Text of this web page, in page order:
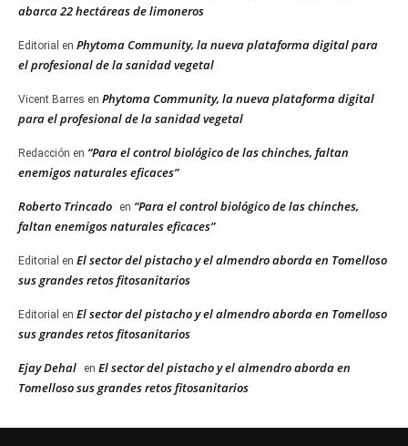
abarca 22 hectáreas de limoneros
Editorial en Phytoma Community, la nueva plataforma digital para
el profesional de la sanidad vegetal
Vicent Barres en Phytoma Community, la nueva plataforma digital
para el profesional de la sanidad vegetal
Redacción en “Para el control biológico de las chinches, faltan
enemigos naturales eficaces”
Roberto Trincado en “Para el control biológico de las chinches,
faltan enemigos naturales eficaces”
Editorial en El sector del pistacho y el almendro aborda en Tomelloso
sus grandes retos fitosanitarios
Editorial en El sector del pistacho y el almendro aborda en Tomelloso
sus grandes retos fitosanitarios
Ejay Dehal en El sector del pistacho y el almendro aborda en
Tomelloso sus grandes retos fitosanitarios